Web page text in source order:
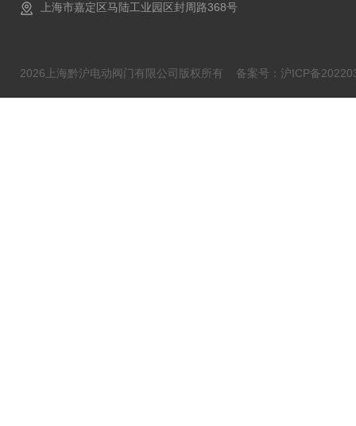
上海市嘉定区马陆工业园区封周路368号
2026上海黔沪电动阀门有限公司版权所有 备案号：沪ICP备